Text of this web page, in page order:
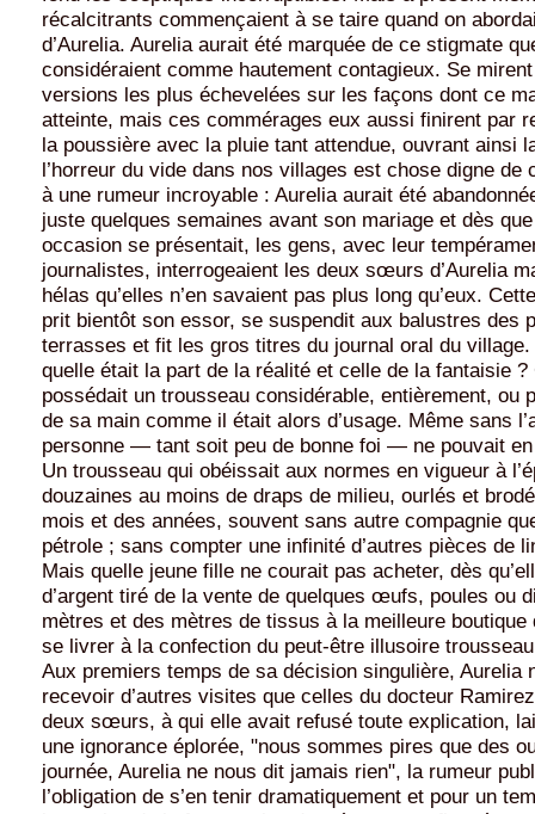
récalcitrants commençaient à se taire quand on
d’Aurelia. Aurelia aurait été marquée de ce stigmate
considéraient comme hautement contagieux. Se
versions les plus échevelées sur les façons dont ce
atteinte, mais ces commérages eux aussi finirent par
la poussière avec la pluie tant attendue, ouvrant ainsi
l’horreur du vide dans nos villages est chose digne
à une rumeur incroyable : Aurelia aurait été
juste quelques semaines avant son mariage et dès
occasion se présentait, les gens, avec leur
journalistes, interrogeaient les deux sœurs d’Aurelia
hélas qu’elles n’en savaient pas plus long qu’eux.
prit bientôt son essor, se suspendit aux balustres des
terrasses et fit les gros titres du journal oral du
quelle était la part de la réalité et celle de la fantaisie ?
possédait un trousseau considérable, entièrement, ou
de sa main comme il était alors d’usage. Même sans
personne — tant soit peu de bonne foi — ne pouvait en
Un trousseau qui obéissait aux normes en vigueur à
douzaines au moins de draps de milieu, ourlés et
mois et des années, souvent sans autre compagnie
pétrole ; sans compter une infinité d’autres pièces de
Mais quelle jeune fille ne courait pas acheter, dès
d’argent tiré de la vente de quelques œufs, poules ou
mètres et des mètres de tissus à la meilleure boutique
se livrer à la confection du peut-être illusoire
Aux premiers temps de sa décision singulière, Aurelia
recevoir d’autres visites que celles du docteur
deux sœurs, à qui elle avait refusé toute explication,
une ignorance éplorée, "nous sommes pires que des
journée, Aurelia ne nous dit jamais rien", la rumeur
l’obligation de s’en tenir dramatiquement et pour un